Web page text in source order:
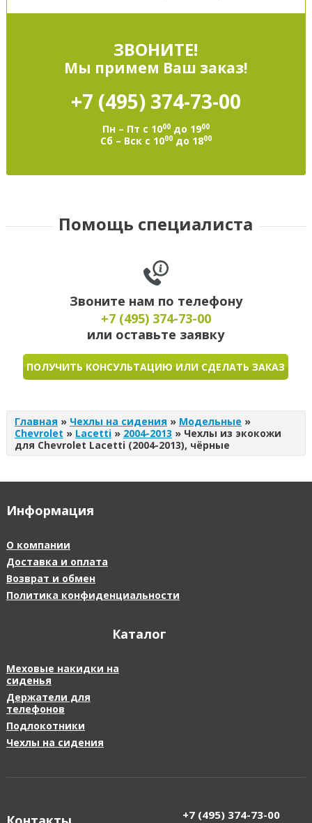
ЗВОНИТЕ!
Мы примем Ваш заказ!
+7 (495) 374-73-00
Пн – Пт с 1000до 1900
Сб – Вск с 1000до 1800
Помощь специалиста
Звоните нам по телефону
+7 (495) 374-73-00
или оставьте заявку
ПОЛУЧИТЬ КОНСУЛЬТАЦИЮ ИЛИ СДЕЛАТЬ ЗАКАЗ
Главная » Чехлы на сидения » Модельные »
Chevrolet » Lacetti» 2004-2013 » Чехлы из экокожи
для Chevrolet Lacetti (2004-2013), чёрные
Информация
О компании
Доставка и оплата
Возврат и обмен
Политика конфиденциальности
Каталог
Меховые накидки на
сиденья
Держатели для
телефонов
Подлокотники
Чехлы на сидения
+7 (495) 374-73-00